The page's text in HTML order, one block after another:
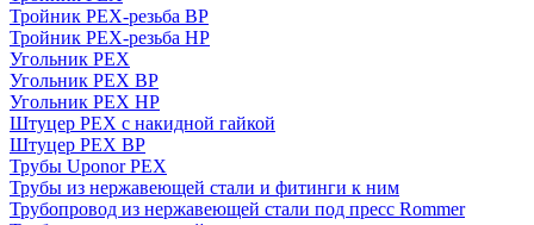
Тройник PEX-резьба ВР
Тройник PEX-резьба НР
Угольник PEX
Угольник PEX ВР
Угольник PEX НР
Штуцер PEX c накидной гайкой
Штуцер PEX ВР
Трубы Uponor PEX
Трубы из нержавеющей стали и фитинги к ним
Трубопровод из нержавеющей стали под пресс Rommer